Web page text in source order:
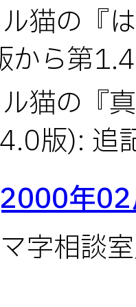
猫の『
から第
猫の『
版): 追
年
字相談